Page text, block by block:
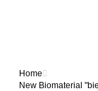
Home
New Biomaterial